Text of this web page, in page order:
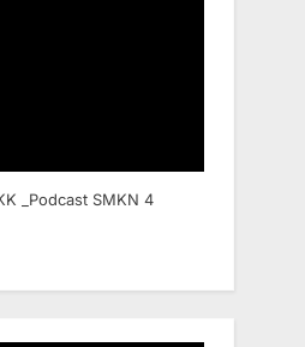
_Podcast SMKN 4